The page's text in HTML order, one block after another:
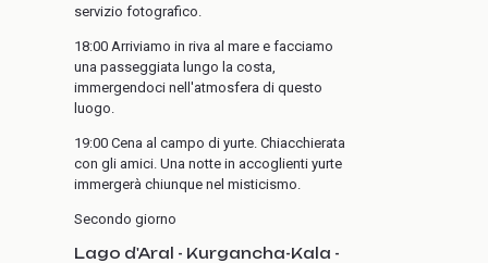
servizio fotografico.
18:00 Arriviamo in riva al mare e facciamo
una passeggiata lungo la costa,
immergendoci nell'atmosfera di questo
luogo.
19:00 Cena al campo di yurte. Chiacchierata
con gli amici. Una notte in accoglienti yurte
immergerà chiunque nel misticismo.
Secondo giorno
Lago d'Aral - Kurgancha-Kala -